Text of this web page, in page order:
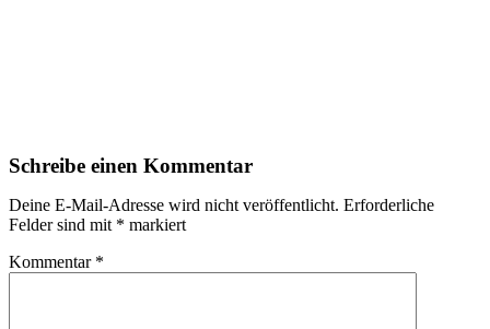
Schreibe einen Kommentar
Deine E-Mail-Adresse wird nicht veröffentlicht. Erforderliche
Felder sind mit * markiert
Kommentar *